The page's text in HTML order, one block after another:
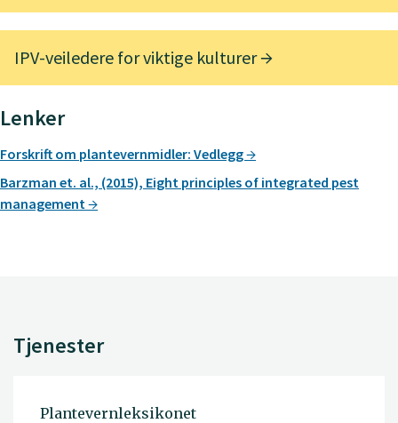
IPV-veiledere for viktige kulturer
Lenker
Forskrift om plantevernmidler: Vedlegg
Barzman et. al., (2015), Eight principles of integrated pest
management
Tjenester
Plantevernleksikonet